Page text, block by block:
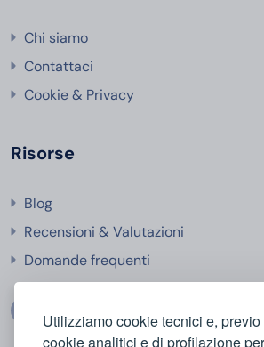
Utilizziamo cookie tecnici e,
cookie analitici e di profilazione
Chi siamo
Contattaci
Cookie & Privacy
Risorse
Blog
Recensioni & Valutazioni
Domande frequenti